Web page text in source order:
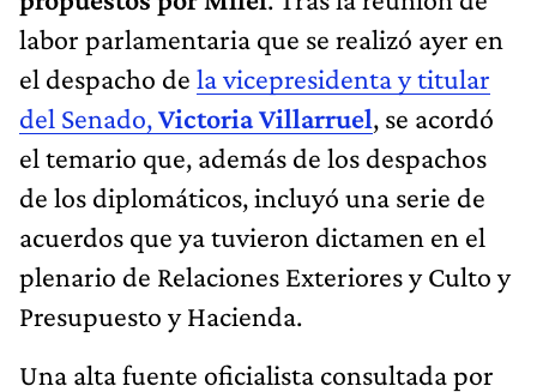
labor parlamentaria que se realizó ayer en
el despacho de la vicepresidenta y titular
del Senado,Victoria Villarruel, se acordó
el temario que, además de los despachos
de los diplomáticos, incluyó una serie de
acuerdos que ya tuvieron dictamen en el
plenario de Relaciones Exteriores y Culto y
Presupuesto y Hacienda.
Una alta fuente oficialista consultada por